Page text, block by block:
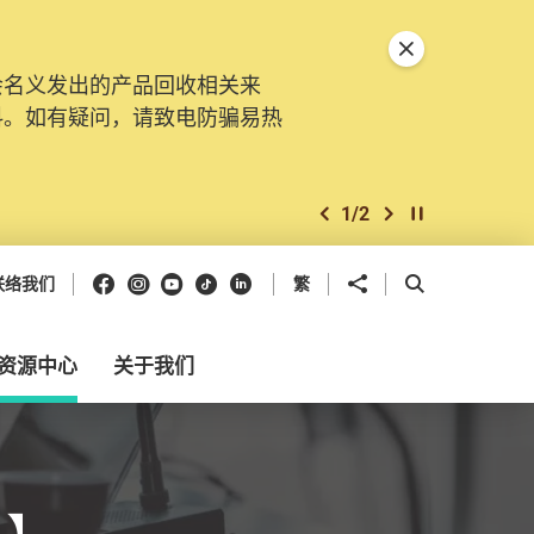
义发出的产品回收相关来
如有疑问，请致电防骗易热
上一个
1/2 下一个开始/暂停幻灯
关闭特別通告
络我们 Facebook
Instagram
Youtube
抖音领英 繁 分享到 开启搜寻框
源中心 关于我们